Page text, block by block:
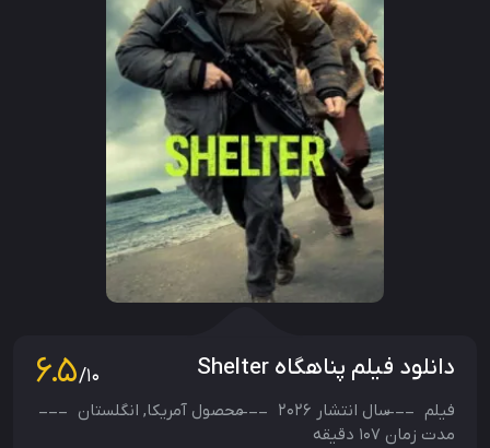
دانلود فیلم پناهگاه Shelter 6.5/10
فیلم سال انتشار 2026 محصول آمریکا, انگلستان
مدت زمان 107 دقیقه